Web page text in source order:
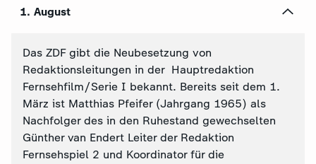
1. August
Das ZDF gibt die Neubesetzung von
Redaktionsleitungen in der Hauptredaktion
Fernsehfilm/Serie I bekannt. Bereits seit dem 1.
März ist Matthias Pfeifer (Jahrgang 1965) als
Nachfolger des in den Ruhestand gewechselten
Günther van Endert Leiter der Redaktion
Fernsehspiel 2 und Koordinator für die